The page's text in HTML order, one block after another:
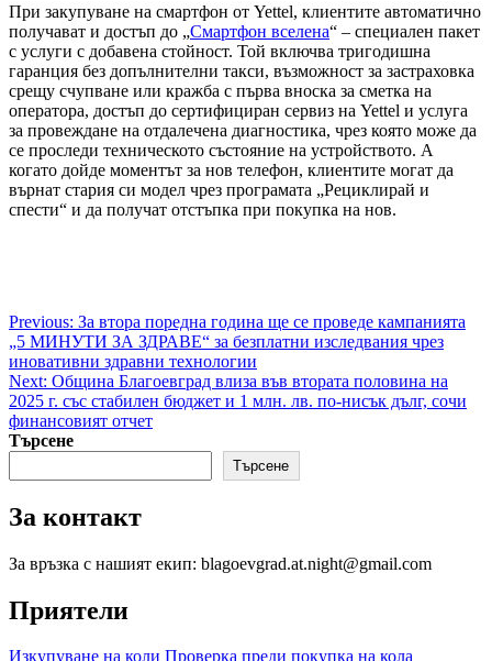
При закупуване на смартфон от Yettel, клиентите автоматично
получават и достъп до „Смартфон вселена“ – специален пакет
с услуги с добавена стойност. Той включва тригодишна
гаранция без допълнителни такси, възможност за застраховка
срещу счупване или кражба с първа вноска за сметка на
оператора, достъп до сертифициран сервиз на Yettel и услуга
за провеждане на отдалечена диагностика, чрез която може да
се проследи техническото състояние на устройството. А
когато дойде моментът за нов телефон, клиентите могат да
върнат стария си модел чрез програмата „Рециклирай и
спести“ и да получат отстъпка при покупка на нов.
Post
navigation
Previous: За втора поредна година ще се проведе кампанията
„5 МИНУТИ ЗА ЗДРАВЕ“ за безплатни изследвания чрез
иновативни здравни технологии
Next: Община Благоевград влиза във втората половина на
2025 г. със стабилен бюджет и 1 млн. лв. по-нисък дълг, сочи
финансовият отчет
Търсене
Търсене
За контакт
За връзка с нашият екип: blagoevgrad.at.night@gmail.com
Приятели
Изкупуване на коли Проверка преди покупка на кола